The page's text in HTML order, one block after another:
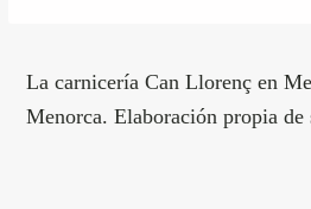
La carnicería Can Llorenç en
Menorca. Elaboración propia